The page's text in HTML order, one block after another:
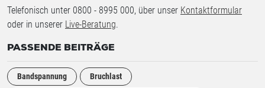
Telefonisch unter 0800 - 8995 000, über unser Kontaktformular
oder in unserer Live-Beratung.
PASSENDE BEITRÄGE
Bandspannung Bruchlast